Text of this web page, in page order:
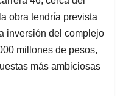
obra tendría prevista
inversión del complejo
millones de pesos,
más ambiciosas